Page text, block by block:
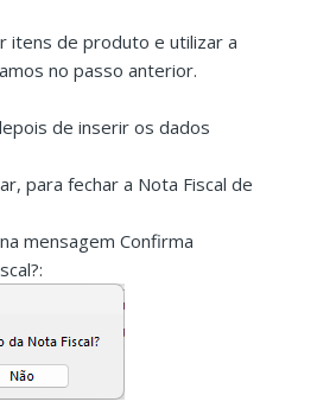
itens de produto e utilizar a
no passo anterior.
de inserir os dados
para fechar a Nota Fiscal de
mensagem Confirma